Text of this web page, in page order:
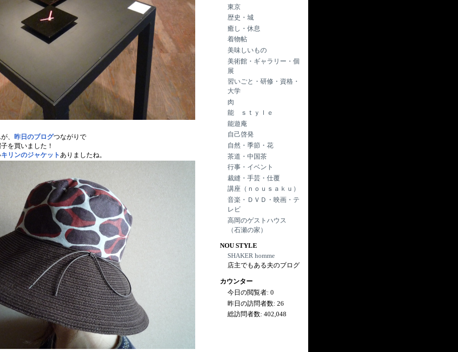
、 昨日のブログつながりで
を買いました！
キリンのジャケットありましたね。
東京
歴史・城
癒し・休息
着物帖
美味しいもの
美術館・ギャラリー・個
展
習いごと・研修・資格・
大学
肉
能 ｓｔｙｌｅ
能遊庵
自己啓発
自然・季節・花
茶道・中国茶
行事・イベント
裁縫・手芸・仕覆
講座（ｎｏｕｓａｋｕ）
音楽・ＤＶＤ・映画・テ
レビ
高岡のゲストハウス
（石瀬の家）
NOU STYLE
SHAKER homme
店主でもある夫のブログ
カウンター
今日の閲覧者:0
昨日の訪問者数:26
総訪問者数:402,048